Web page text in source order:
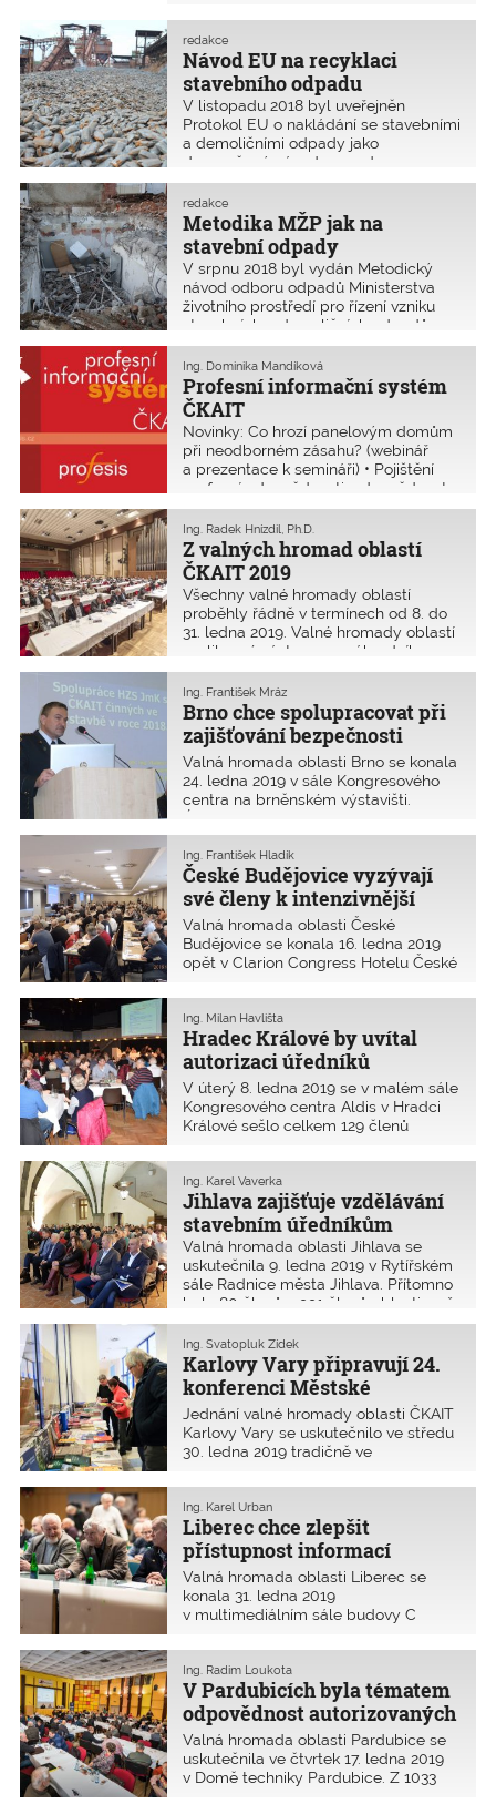
osobní údaje, které se stejně musí
zveřejňovat v registru smluv nebo
v katastru nemovitostí.
Návod EU na recyklaci
stavebního odpadu
redakce
V listopadu 2018 byl uveřejněn
Protokol EU o nakládání se stavebními
a demoličními odpady jako
doporučený návod na podporu
recyklace využitelných materiálů ze
stavebních a demoličních odpadů.
Z hlediska udržitelnosti a kvality života
se jedná o zásadní dokument.
Metodika MŽP jak na
stavební odpady
redakce
V srpnu 2018 byl vydán Metodický
návod odboru odpadů Ministerstva
životního prostředí pro řízení vzniku
stavebních a demoličních odpadů
a pro nakládání s nimi.
Profesní informační systém
ČKAIT
Ing. Dominika Mandíková
Novinky: Co hrozí panelovým domům
při neodborném zásahu? (webinář
a prezentace k semináři) • Pojištění
profesní odpovědnosti, odpovědnost
obecně a řešení škod (webinář) •
Vybrané vady, poruchy a nedostatky
staveb (webinář) • Zkušenosti
s rozhodováním orgánu územního
plánování a stavebního řádu (webinář)
• Magazín agentury ČAS (časopis)
Z valných hromad oblastí
ČKAIT 2019
Ing. Radek Hnízdil, Ph.D.
Všechny valné hromady oblastí
proběhly řádně v termínech od 8. do
31. ledna 2019. Valné hromady oblastí
zvolily své zástupce a náhradníky na
Shromáždění delegátů ČKAIT 2019,
kde budou 30. března tradičně
vyhlášeny i výsledky letošní Ceny
Inženýrské komory.
Brno chce spolupracovat při
zajišťování bezpečnosti
provozu na komunikacích
Ing. František Mráz
Valná hromada oblasti Brno se konala
24. ledna 2019 v sále Kongresového
centra na brněnském výstavišti.
z celkového počtu 4596 se jednalo
o 3,3 %.
České Budějovice vyzývají
své členy k intenzivnější
spolupráci
Ing. František Hladík
Valná hromada oblasti České
Budějovice se konala 16. ledna 2019
opět v Clarion Congress Hotelu České
9,1 % z 1768 evidovaných
autorizovaných osob v oblasti,
a 16 čestných hostů.
Hradec Králové by uvítal
autorizaci úředníků
stavebních úřadů
Ing. Milan Havlišta
V úterý 8. ledna 2019 se v malém sále
Kongresového centra Aldis v Hradci
Králové sešlo celkem 129 členů
dvacáté šesté valné hromadě.
Z celkového počtu 1990 členů to bylo
6,5 %.
Jihlava zajišťuje vzdělávání
stavebním úředníkům
Ing. Karel Vaverka
Valná hromada oblasti Jihlava se
uskutečnila 9. ledna 2019 v Rytířském
sále Radnice města Jihlava. Přítomno
bylo 80 členů z 991 členů oblasti, což
je 8,1 % členské základny oblasti.
Karlovy Vary připravují 24.
konferenci Městské
inženýrství
Ing. Svatopluk Zídek
Jednání valné hromady oblasti ČKAIT
Karlovy Vary se uskutečnilo ve středu
30. ledna 2019 tradičně ve
Účastnilo se jí celkem 64 členů ČKAIT,
tj. 7,2 % členské základny oblasti, která
čítá 893 autorizovaných osob.
Liberec chce zlepšit
přístupnost informací
členské základně
Ing. Karel Urban
Valná hromada oblasti Liberec se
konala 31. ledna 2019
v multimediálním sále budovy C
Zúčastnilo se jí 88 osob z 1027
autorizovaných členů ČKAIT v této
oblasti, což je 8,6 %.
V Pardubicích byla tématem
odpovědnost autorizovaných
osob
Ing. Radim Loukota
Valná hromada oblasti Pardubice se
uskutečnila ve čtvrtek 17. ledna 2019
v Domě techniky Pardubice. Z 1033